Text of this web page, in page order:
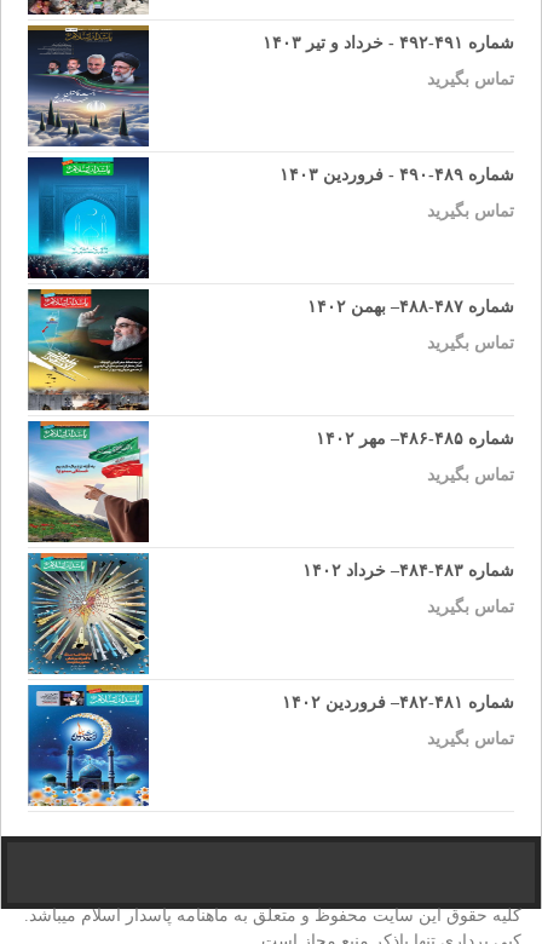
شماره ۴۹۱-۴۹۲ - خرداد و تیر ۱۴۰۳
تماس بگیرید
شماره ۴۸۹-۴۹۰ - فروردین ۱۴۰۳
تماس بگیرید
شماره ۴۸۷-۴۸۸– بهمن ۱۴۰۲
تماس بگیرید
شماره ۴۸۵-۴۸۶– مهر ۱۴۰۲
تماس بگیرید
شماره ۴۸۳-۴۸۴– خرداد ۱۴۰۲
تماس بگیرید
شماره ۴۸۱-۴۸۲– فروردین ۱۴۰۲
تماس بگیرید
کلیه حقوق این سایت محفوظ و متعلق به ماهنامه پاسدار اسلام میباشد.